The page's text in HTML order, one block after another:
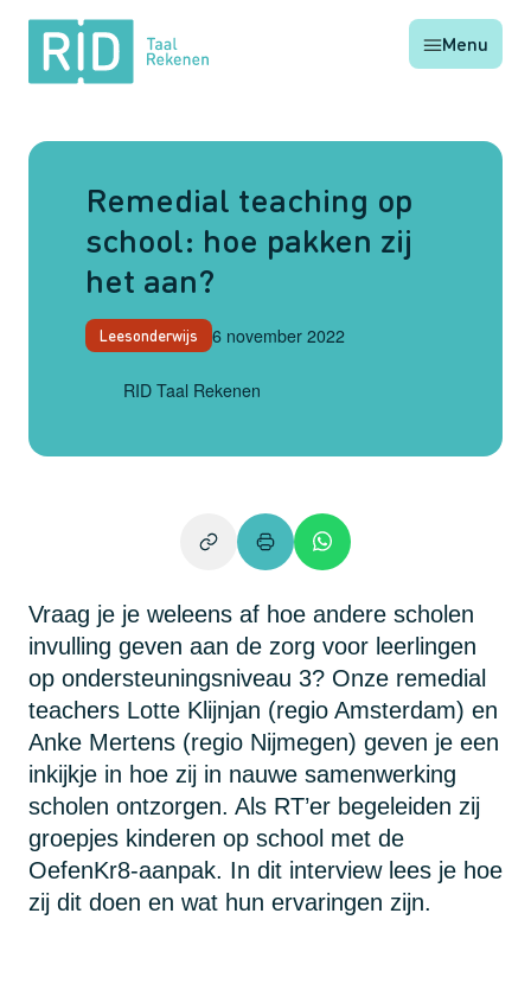
RID
Taal
Rekenen
Menu
Remedial teaching op
school: hoe pakken zij
het aan?
Leesonderwijs 6 november 2022
RID Taal Rekenen
Vraag je je weleens af hoe andere scholen
invulling geven aan de zorg voor leerlingen
op ondersteuningsniveau 3? Onze remedial
teachers Lotte Klijnjan (regio Amsterdam) en
Anke Mertens (regio Nijmegen) geven je een
inkijkje in hoe zij in nauwe samenwerking
scholen ontzorgen. Als RT’er begeleiden zij
groepjes kinderen op school met de
OefenKr8-aanpak. In dit interview lees je hoe
zij dit doen en wat hun ervaringen zijn.